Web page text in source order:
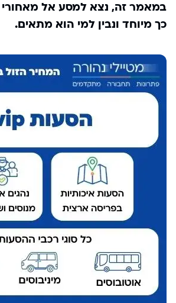
כך מיוחד ונבין למי הוא מתאים.